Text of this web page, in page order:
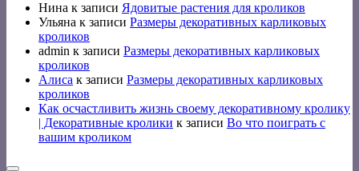
Нина к записи Ядовитые растения для кроликов
Ульяна к записи Размеры декоративных карликовых
кроликов
admin к записи Размеры декоративных карликовых
кроликов
Алиса к записи Размеры декоративных карликовых
кроликов
Как осчастливить жизнь своему декоративному кролику
| Декоративные кролики к записи Во что поиграть с
вашим кроликом